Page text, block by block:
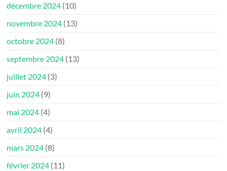
décembre 2024 (10)
novembre 2024 (13)
octobre 2024 (8)
septembre 2024 (13)
juillet 2024 (3)
juin 2024 (9)
mai 2024 (4)
avril 2024 (4)
mars 2024 (8)
février 2024 (11)